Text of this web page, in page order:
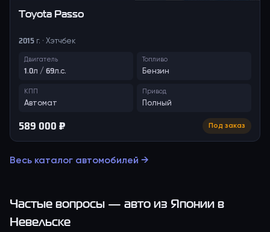
Toyota Passo
2015 г. · Хэтчбек
Двигатель
1.0л / 69л.с.
Топливо
Бензин
КПП
Автомат
Привод
Полный
589 000 ₽ Под заказ
Весь каталог автомобилей →
Частые вопросы — авто из Япониив
Невельске